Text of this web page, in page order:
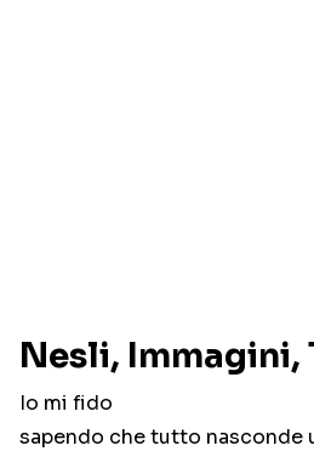
Nesli, Immagini,
Io mi fido
sapendo che tutto nasconde